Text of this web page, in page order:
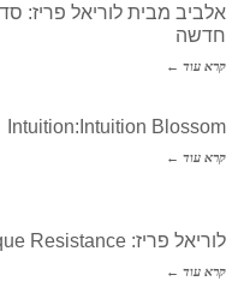
אלביב מבית לוריאל פריז:
חדשה
קרא עוד ←
Intuition:Intuition Blossom
קרא עוד ←
לוריאל פריז: Infallible Laque Resistance
קרא עוד ←